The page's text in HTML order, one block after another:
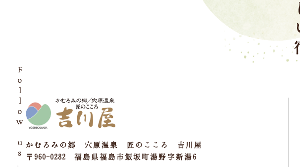
かむろみの郷 穴原温泉 匠のこころ 吉川屋
〒960-0282 福島県福島市飯坂町湯野字新湯6
Follow us